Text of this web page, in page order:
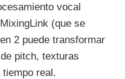
vocal
(que se
2 puede transformar
pitch, texturas
real.